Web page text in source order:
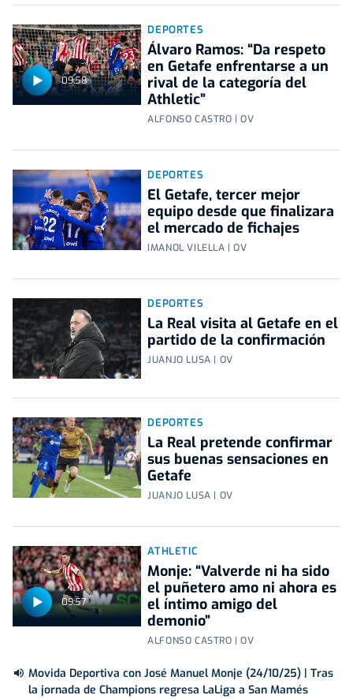
09:58
DEPORTES
Álvaro Ramos: “Da respeto
en Getafe enfrentarse a un
rival de la categoría del
Athletic”
ALFONSO CASTRO | OV
DEPORTES
El Getafe, tercer mejor
equipo desde que finalizara
el mercado de fichajes
IMANOL VILELLA | OV
DEPORTES
La Real visita al Getafe en el
partido de la confirmación
JUANJO LUSA | OV
DEPORTES
La Real pretende confirmar
sus buenas sensaciones en
Getafe
JUANJO LUSA | OV
09:57
ATHLETIC
Monje: “Valverde ni ha sido
el puñetero amo ni ahora es
el íntimo amigo del
demonio”
ALFONSO CASTRO | OV
Movida Deportiva con José Manuel Monje (24/10/25) | Tras
la jornada de Champions regresa LaLiga a San Mamés